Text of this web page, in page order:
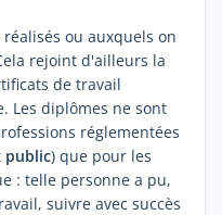
ou auxquels on
rejoint d'ailleurs la
de travail
Les diplômes ne sont
réglementées
public) que pour les
: telle personne a pu,
suivre avec succès